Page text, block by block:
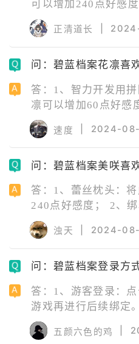
可以增加240点好感
块：将此礼物送给优
3、营养满分综合维
香可以增加240点好
正清道长
问：碧蓝档案花凛喜
答：1、智力开发用
凛可以增加60点好感
礼物送给花凛可以增
科技的秘密组织
为02，负责利用强大
虽然她的外貌看上去
常为了阻止明日奈或
遵主人旨意。”
速度 2024-
问：碧蓝档案美咲喜
答：1、蕾丝枕头：
240点好感度； 2、
礼物送给美咲可以增
的阿里乌斯战术小队
己都没什么兴趣，有
行为。手腕和脖子上
的答案。但即使如
浊天 2024-
问：碧蓝档案登录方
答：1、游客登录：
游戏再进行后续绑定
登录。 3、outlook（
注册的邮箱再注册
五颜六色的鸡